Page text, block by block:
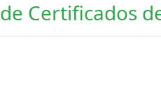
Certificados